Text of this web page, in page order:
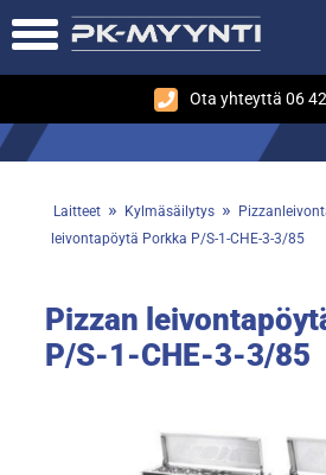
Ota yhteyttä 06
Laitteet » Kylmäsäilytys »
leivontapöytä Porkka P/S-1-CHE-3-3/85
Pizzan
P/S-1-CHE-3-3/85